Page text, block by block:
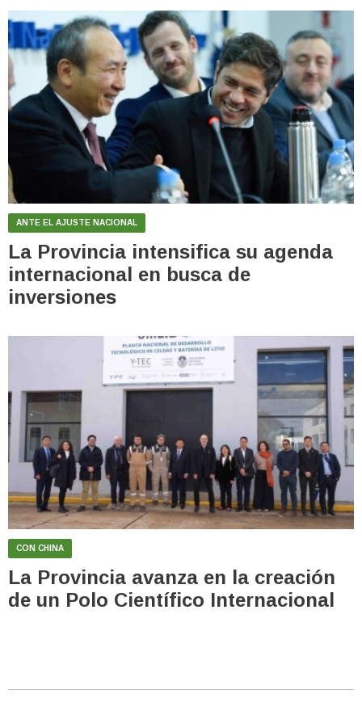
ANTE EL AJUSTE NACIONAL
La Provincia intensifica su agenda
internacional en busca de
inversiones
CON CHINA
La Provincia avanza en la creación
de un Polo Científico Internacional